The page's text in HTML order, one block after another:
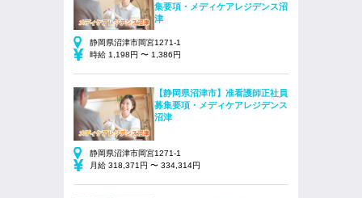
集要項・メディケアレジデンス沼
津
静岡県沼津市岡宮1271-1
時給 1,198円 〜 1,386円
【静岡県沼津市】准看護師正社員
募集要項・メディケアレジデンス
沼津
静岡県沼津市岡宮1271-1
月給 318,371円 〜 334,314円